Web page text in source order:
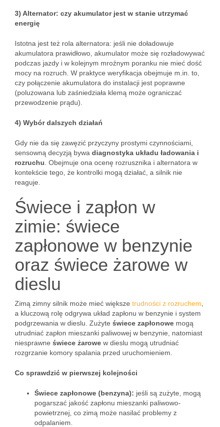
3) Alternator: czy akumulator jest w stanie utrzymać
energię
Istotna jest też rola alternatora: jeśli nie doładowuje
akumulatora prawidłowo, akumulator może się rozładowywać
podczas jazdy i w kolejnym mroźnym poranku nie mieć dość
mocy na rozruch. W praktyce weryfikacja obejmuje m.in. to,
czy połączenie akumulatora do instalacji jest poprawne
(poluzowana lub zaśniedziała klemą może ograniczać
przewodzenie prądu).
4) Wybór dalszych działań
Gdy nie da się zawęzić przyczyny prostymi czynnościami,
sensowną decyzją bywa diagnostyka układu ładowania i
rozruchu . Obejmuje ona ocenę rozrusznika i alternatora w
kontekście tego, że kontrolki mogą działać, a silnik nie
reaguje.
Świece i zapłon w
zimie: świece
zapłonowe w benzynie
oraz świece żarowe w
dieslu
Zimą zimny silnik może mieć większe trudności z rozruchem
a kluczową rolę odgrywa układ zapłonu w benzynie i system
podgrzewania w dieslu. Zużyte świece zapłonowe mogą
utrudniać zapłon mieszanki paliwowej w benzynie, natomiast
niesprawne świece żarowe w dieslu mogą utrudniać
rozgrzanie komory spalania przed uruchomieniem.
Co sprawdzić w pierwszej kolejności
Świece zapłonowe (benzyna): jeśli są zużyte, mogą
pogarszać jakość zapłonu mieszanki paliwowo-
powietrznej, co zimą może nasilać problemy z
odpalaniem.